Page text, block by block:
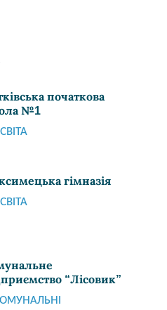
початкова
№1
гімназія
“Лісовик”